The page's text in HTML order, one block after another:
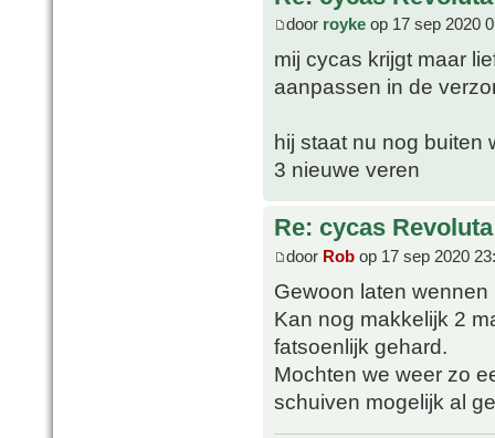
door royke op 17 sep 2020
mij cycas krijgt maar
aanpassen in de
hij staat nu nog
3 nieuwe veren
Re: cycas Revoluta
door Rob op 17 sep 2020
Gewoon laten wennen
Kan nog makkelijk 2
fatsoenlijk gehard.
Mochten we weer zo
schuiven mogelijk al